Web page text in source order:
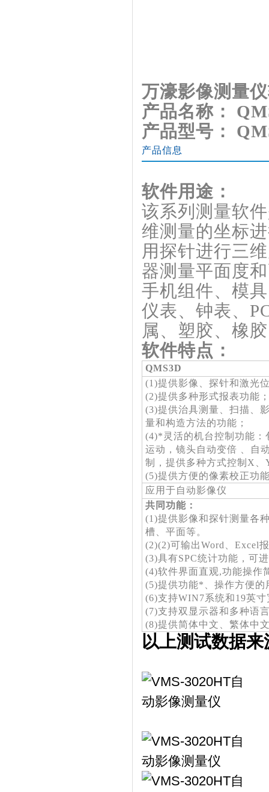
万濠影像测量
产品名称：
产品型号：
产品信息
软件用途：
该系列测量软
维测量的坐标
用探针进行三
器测量平面度
手机组件、模
仪表、钟表、
属、塑胶、橡
软件特点：
QMS3D
(1)提供影像、探针和激光
(2)提供多种形式报表功能
(3)提供治具测量、扫描、
量和构造方法的功能；
(4)*灵活的机台控制功能：
运动，镜头自动变倍 、自
制，提供多种方式控制X
(5)提供方便的像素校正功
应用于自动影像仪
共同功能：
(1)提供影像和探针测量各
槽、平面等。
(2)(2)可输出Word、Excel
(3)具有SPC统计功能，可
(4)软件界面直观,功能操作
(5)提供功能*、操作方便的
(6)支持WIN7系统和19英
(7)支持双显示器和多种语
(8)提供简体中文、繁体中
以上测试数据